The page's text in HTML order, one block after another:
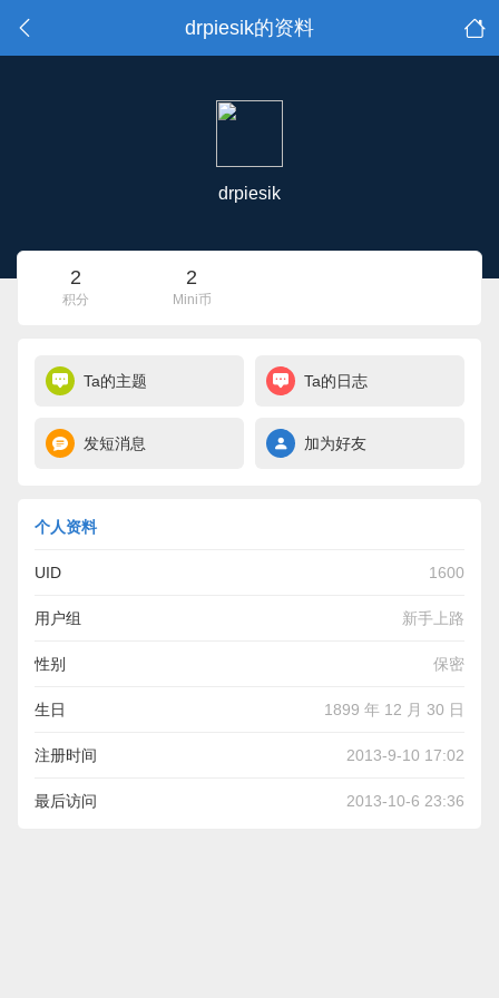
drpiesik的资料
drpiesik
2
积分
2
Mini币
Ta的主题 Ta的日志
发短消息 加为好友
个人资料
UID 1600
用户组 新手上路
性别 保密
生日 1899 年 12 月 30 日
注册时间 2013-9-10 17:02
最后访问 2013-10-6 23:36